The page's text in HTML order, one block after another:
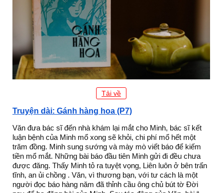
Tải về
Truyện dài: Gánh hàng hoa (P7)
Văn đưa bác sĩ đến nhà khám lại mắt cho Minh, bác sĩ kết
luận bệnh của Minh mổ xong sẽ khỏi, chi phí mổ hết một
trăm đồng. Minh sung sướng và mày mò viết báo để kiếm
tiền mổ mắt. Những bài báo đầu tiên Minh gửi đi đều chưa
được đăng. Thấy Minh tỏ ra tuyệt vọng, Liên luôn ở bên trấn
tĩnh, an ủi chồng . Văn, vì thương bạn, với tư cách là một
người đọc báo hàng năm đã thỉnh cầu ông chủ bút tờ Đời